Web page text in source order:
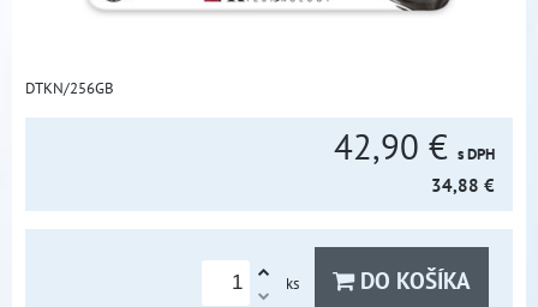
DTKN/256GB
42,90 € s DPH
34,88 €
ks DO KOŠÍKA